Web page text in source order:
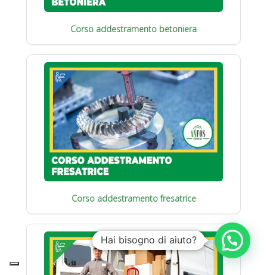
Corso addestramento betoniera
Corso addestramento fresatrice
Hai bisogno di aiuto?